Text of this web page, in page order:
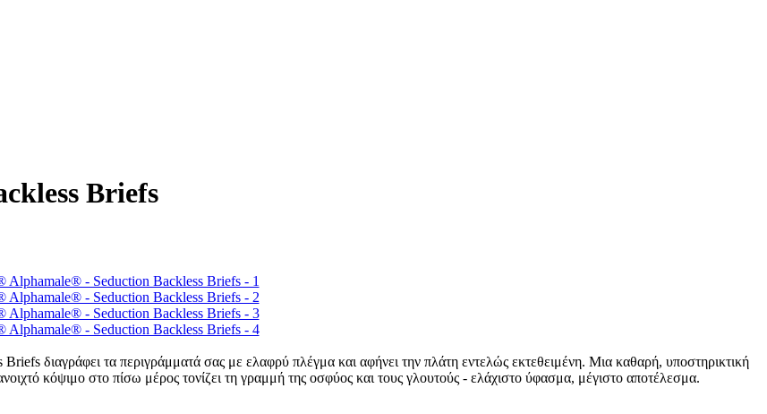
Briefs
διαγράφει τα περιγράμματά σας με ελαφρύ πλέγμα και αφήνει την πλάτη εντελώς εκτεθειμένη. Μια καθαρή, υποστηρικτική
κόψιμο στο πίσω μέρος τονίζει τη γραμμή της οσφύος και τους γλουτούς - ελάχιστο ύφασμα, μέγιστο αποτέλεσμα.